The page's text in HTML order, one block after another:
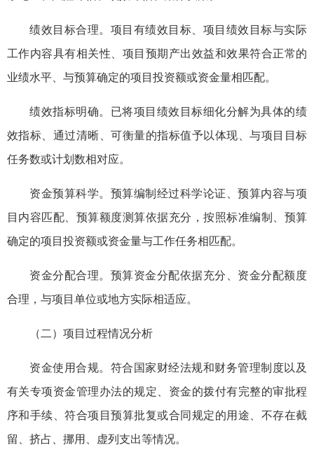
绩效目标合理。项目有绩效目标、项目绩效目标与实际
工作内容具有相关性、项目预期产出效益和效果符合正常的
业绩水平、与预算确定的项目投资额或资金量相匹配。
绩效指标明确。已将项目绩效目标细化分解为具体的绩
效指标、通过清晰、可衡量的指标值予以体现、与项目目标
任务数或计划数相对应。
资金预算科学。预算编制经过科学论证、预算内容与项
目内容匹配、预算额度测算依据充分，按照标准编制、预算
确定的项目投资额或资金量与工作任务相匹配。
资金分配合理。预算资金分配依据充分、资金分配额度
合理，与项目单位或地方实际相适应。
（二）项目过程情况分析
资金使用合规。符合国家财经法规和财务管理制度以及
有关专项资金管理办法的规定、资金的拨付有完整的审批程
序和手续、符合项目预算批复或合同规定的用途、不存在截
留、挤占、挪用、虚列支出等情况。